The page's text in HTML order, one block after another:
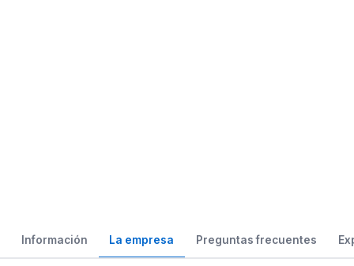
Información La empresa Preguntas frecuentes